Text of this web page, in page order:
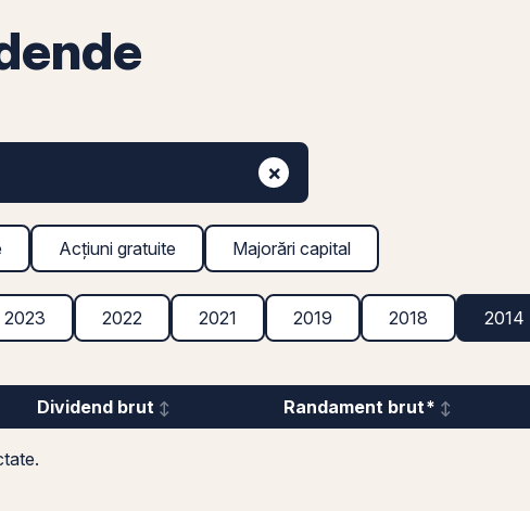
×
Acțiuni gratuite Majorări capital
2023 2022 2021 2019 2018 2014
Dividend brut Randament brut*